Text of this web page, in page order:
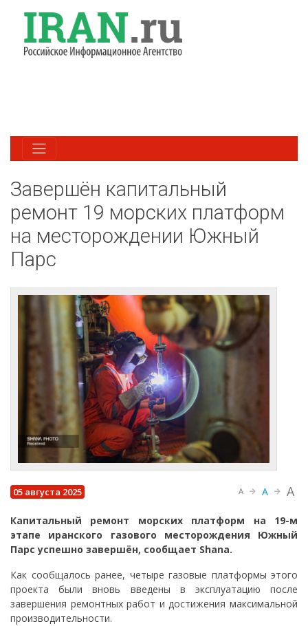
Завершён капитальный
ремонт 19 морских платформ
на месторождении Южный
Парс
05 августа 2025 A A A
Капитальный ремонт морских платформ на 19-м
этапе иранского газового месторождения Южный
Парс успешно завершён, сообщает Shana.
Как сообщалось ранее, четыре газовые платформы этого
проекта были вновь введены в эксплуатацию после
завершения ремонтных работ и достижения максимальной
производительности.